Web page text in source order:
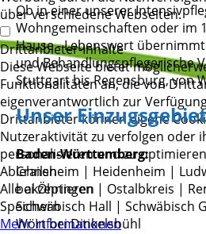
Ob in einer unserer
Wohngemeinschaften oder im
Hause - Lebenswert
und Behandlungspflegerische
Stuttgart bis Regensburg, von
Unser
Baden-Württemberg:
Crailsheim | Heidenheim |
bei Öhringen | Ostalbkreis |
Schwäbisch Hall | Schwäbisch
Wört bei Dinkelsbühl
über verschiedene Webseiten.
Drittanbieter-Inhalte
Diese Webseite bietet
Funktionalitäten an, die von
eigenverantwortlich zur
Drittanbieter können eigene
Nutzeraktivität zu verfolgen oder
personalisieren und zu
Ablehnen
Alle akzeptieren
Speichern
Mehr Informationen